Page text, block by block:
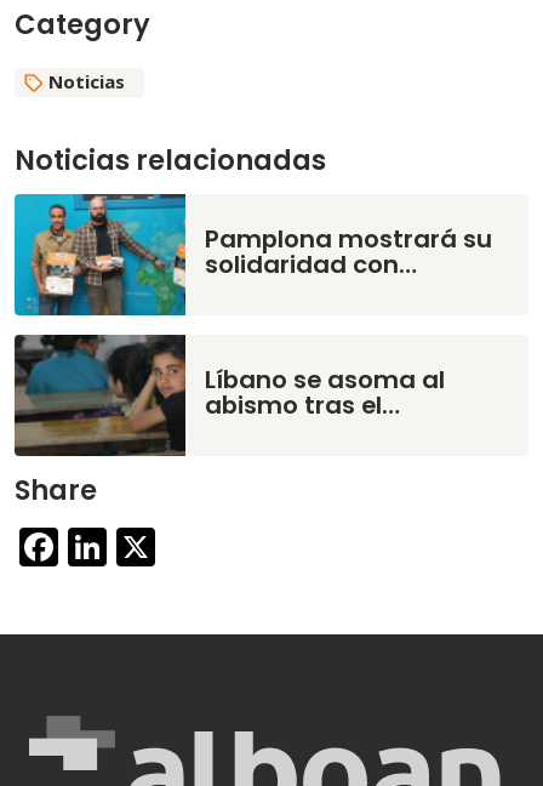
Category
Noticias
Noticias relacionadas
Pamplona mostrará su
solidaridad con…
Líbano se asoma al
abismo tras el…
Share
Facebook
LinkedIn